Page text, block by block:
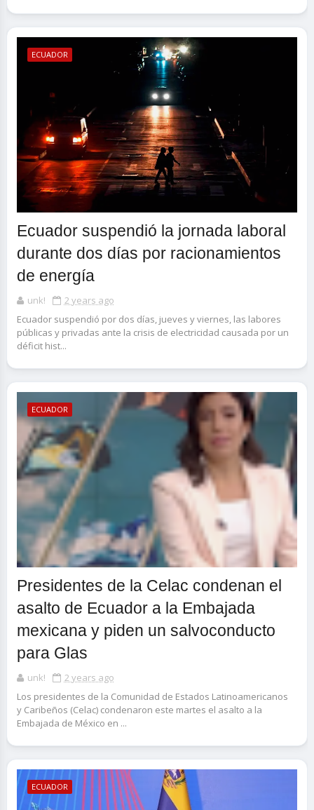
ECUADOR
Ecuador suspendió la jornada laboral
durante dos días por racionamientos
de energía
unk!
2 years ago
Ecuador suspendió por dos días, jueves y viernes, las labores
públicas y privadas ante la crisis de electricidad causada por un
déficit hist...
ECUADOR
Presidentes de la Celac condenan el
asalto de Ecuador a la Embajada
mexicana y piden un salvoconducto
para Glas
unk!
2 years ago
Los presidentes de la Comunidad de Estados Latinoamericanos
y Caribeños (Celac) condenaron este martes el asalto a la
Embajada de México en ...
ECUADOR